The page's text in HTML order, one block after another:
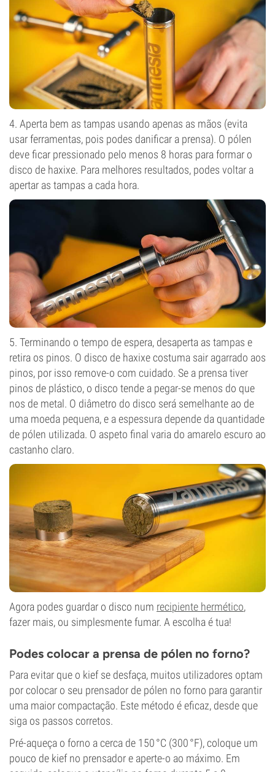
4. Aperta bem as tampas usando apenas as mãos (evita
usar ferramentas, pois podes danificar a prensa). O pólen
deve ficar pressionado pelo menos 8 horas para formar o
disco de haxixe. Para melhores resultados, podes voltar a
apertar as tampas a cada hora.
5. Terminando o tempo de espera, desaperta as tampas e
retira os pinos. O disco de haxixe costuma sair agarrado aos
pinos, por isso remove-o com cuidado. Se a prensa tiver
pinos de plástico, o disco tende a pegar-se menos do que
nos de metal. O diâmetro do disco será semelhante ao de
uma moeda pequena, e a espessura depende da quantidade
de pólen utilizada. O aspeto final varia do amarelo escuro ao
castanho claro.
Agora podes guardar o disco num recipiente hermético,
fazer mais, ou simplesmente fumar. A escolha é tua!
Podes colocar a prensa de pólen no forno?
Para evitar que o kief se desfaça, muitos utilizadores optam
por colocar o seu prensador de pólen no forno para garantir
uma maior compactação. Este método é eficaz, desde que
siga os passos corretos.
Pré-aqueça o forno a cerca de 150 °C (300 °F), coloque um
pouco de kief no prensador e aperte-o ao máximo. Em